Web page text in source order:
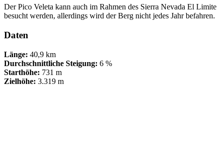
Der Pico Veleta kann auch im Rahmen des Sierra Nevada El Limite
besucht werden, allerdings wird der Berg nicht jedes Jahr befahren.
Daten
Länge: 40,9 km
Durchschnittliche Steigung: 6 %
Starthöhe: 731 m
Zielhöhe: 3.319 m